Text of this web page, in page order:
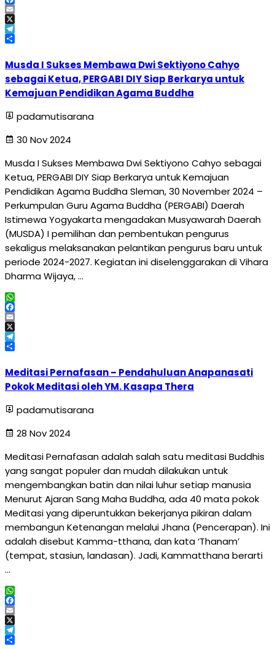
Facebook
Email
X
Telegram
Musda I Sukses Membawa Dwi Sektiyono Cahyo
sebagai Ketua, PERGABI DIY Siap Berkarya untuk
Kemajuan Pendidikan Agama Buddha
padamutisarana
30 Nov 2024
Musda I Sukses Membawa Dwi Sektiyono Cahyo sebagai
Ketua, PERGABI DIY Siap Berkarya untuk Kemajuan
Pendidikan Agama Buddha Sleman, 30 November 2024 –
Perkumpulan Guru Agama Buddha (PERGABI) Daerah
Istimewa Yogyakarta mengadakan Musyawarah Daerah
(MUSDA) I pemilihan dan pembentukan pengurus
sekaligus melaksanakan pelantikan pengurus baru untuk
periode 2024-2027. Kegiatan ini diselenggarakan di Vihara
Dharma Wijaya, …
WhatsApp
Facebook
Email
X
Telegram
Meditasi Pernafasan – Pendahuluan Anapanasati
Pokok Meditasi oleh YM. Kasapa Thera
padamutisarana
28 Nov 2024
Meditasi Pernafasan adalah salah satu meditasi Buddhis
yang sangat populer dan mudah dilakukan untuk
mengembangkan batin dan nilai luhur setiap manusia
Menurut Ajaran Sang Maha Buddha, ada 40 mata pokok
Meditasi yang diperuntukkan bekerjanya pikiran dalam
membangun Ketenangan melalui Jhana (Pencerapan). Ini
adalah disebut Kamma-tthana, dan kata ‘Thanam’
(tempat, stasiun, landasan). Jadi, Kammatthana berarti
…
WhatsApp
Facebook
Email
X
Telegram